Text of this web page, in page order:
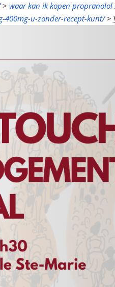
> waar kan ik kopen propranolol
u-zonder-recept-kunt/>